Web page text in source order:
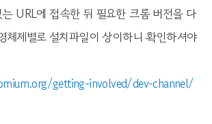
URL에 접속한 뒤 필요한 크롬 버전을 다
체제별로 설치파일이 상이하니 확인하셔야
getting-involved/dev-channel/